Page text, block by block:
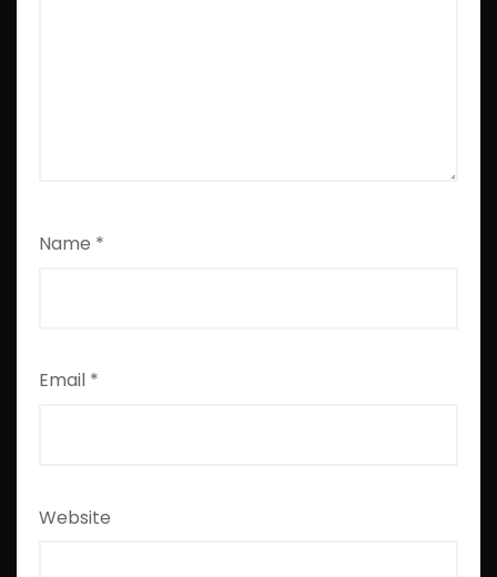
Name *
Email *
Website